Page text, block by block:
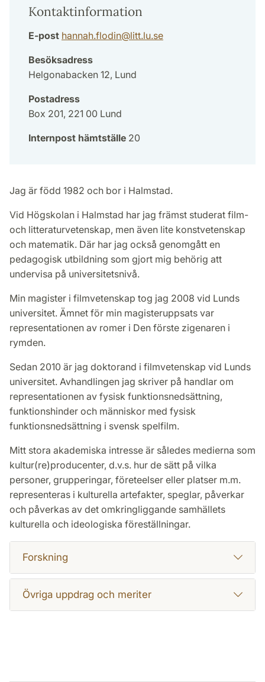
Kontaktinformation
E-post hannah.flodin@litt.lu.se
Besöksadress
Helgonabacken 12, Lund
Postadress
Box 201, 221 00 Lund
Internpost hämtställe 20
Jag är född 1982 och bor i Halmstad.
Vid Högskolan i Halmstad har jag främst studerat film-
och litteraturvetenskap, men även lite konstvetenskap
och matematik. Där har jag också genomgått en
pedagogisk utbildning som gjort mig behörig att
undervisa på universitetsnivå.
Min magister i filmvetenskap tog jag 2008 vid Lunds
universitet. Ämnet för min magisteruppsats var
representationen av romer i Den förste zigenaren i
rymden.
Sedan 2010 är jag doktorand i filmvetenskap vid Lunds
universitet. Avhandlingen jag skriver på handlar om
representationen av fysisk funktionsnedsättning,
funktionshinder och människor med fysisk
funktionsnedsättning i svensk spelfilm.
Mitt stora akademiska intresse är således medierna som
kultur(re)producenter, d.v.s. hur de sätt på vilka
personer, grupperingar, företeelser eller platser m.m.
representeras i kulturella artefakter, speglar, påverkar
och påverkas av det omkringliggande samhällets
kulturella och ideologiska föreställningar.
Forskning
Övriga uppdrag och meriter